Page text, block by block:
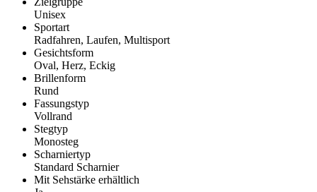
Unisex
Sportart
Radfahren, Laufen, Multisport
Gesichtsform
Oval, Herz, Eckig
Brillenform
Rund
Fassungstyp
Vollrand
Stegtyp
Monosteg
Scharniertyp
Standard Scharnier
Mit Sehstärke erhältlich